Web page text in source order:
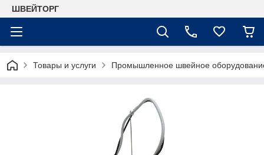
ШВЕЙТОРГ
Товары и услуги Промышленное швейное